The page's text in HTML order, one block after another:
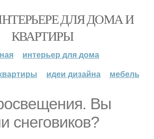
ДЛЯ ДОМА И
КВАРТИРЫ
интерьер для дома
идеи дизайна мебель
Вы
снеговиков?